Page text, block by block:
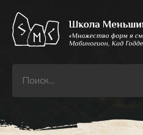
содержимому
Search
for: